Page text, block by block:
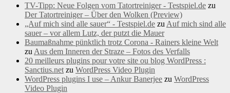
TV-Tipp: Neue Folgen vom Tatortreiniger - Testspiel.de zu
Der Tatortreiniger – Über den Wolken (Preview)
„Auf mich sind alle sauer“ - Testspiel.de zu Auf mich sind alle
sauer – vor allem Lutz, der putzt die Mauer
Baumaßnahme pünktlich trotz Corona - Rainers kleine Welt
zu Aus dem Inneren der Straze – Fotos des Verfalls
20 meilleurs plugins pour votre site ou blog WordPress :
Sanctius.net zu WordPress Video Plugin
WordPress plugins I use – Ankur Banerjee zu WordPress
Video Plugin